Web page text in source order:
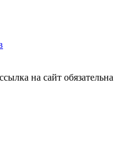
на сайт обязательна